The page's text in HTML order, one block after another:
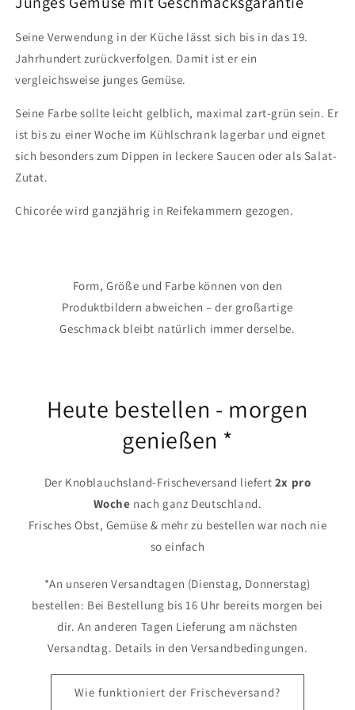
500g
500g
Seine Verwendung in der Küche lässt sich bis in das 19.
Jahrhundert zurückverfolgen. Damit ist er ein
vergleichsweise junges Gemüse.
Seine Farbe sollte leicht gelblich, maximal zart-grün sein. Er
ist bis zu einer Woche im Kühlschrank lagerbar und eignet
sich besonders zum Dippen in leckere Saucen oder als Salat-
Zutat.
Chicorée wird ganzjährig in Reifekammern gezogen.
Form, Größe und Farbe können von den
Produktbildern abweichen – der großartige
Geschmack bleibt natürlich immer derselbe.
Heute bestellen - morgen
genießen *
Der Knoblauchsland-Frischeversand liefert 2x pro
Woche nach ganz Deutschland.
Frisches Obst, Gemüse & mehr zu bestellen war noch nie
so einfach
*An unseren Versandtagen (Dienstag, Donnerstag)
bestellen: Bei Bestellung bis 16 Uhr bereits morgen bei
dir. An anderen Tagen Lieferung am nächsten
Versandtag. Details in den Versandbedingungen.
Wie funktioniert der Frischeversand?